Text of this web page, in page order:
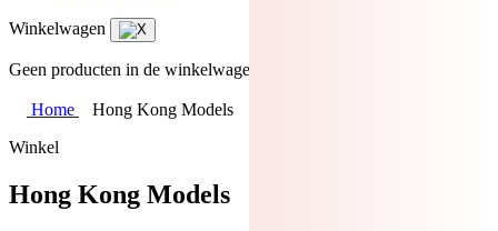
Winkelwagen
Geen producten in de winkelwagen.
Home
Hong Kong Models
Winkel
Hong Kong Models